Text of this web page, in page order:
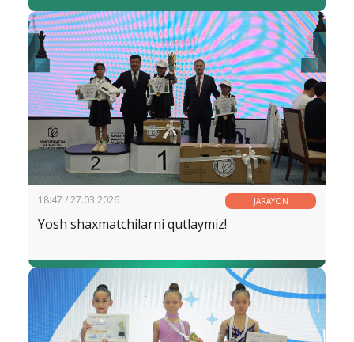
18:47 / 27.03.2026 JARAYON
Yosh shaxmatchilarni qutlaymiz!